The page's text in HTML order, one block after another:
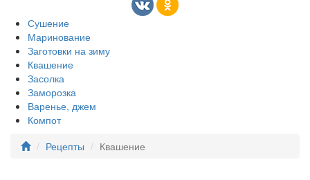
Сушение
Маринование
Заготовки на зиму
Квашение
Засолка
Заморозка
Варенье, джем
Компот
Рецепты
Квашение